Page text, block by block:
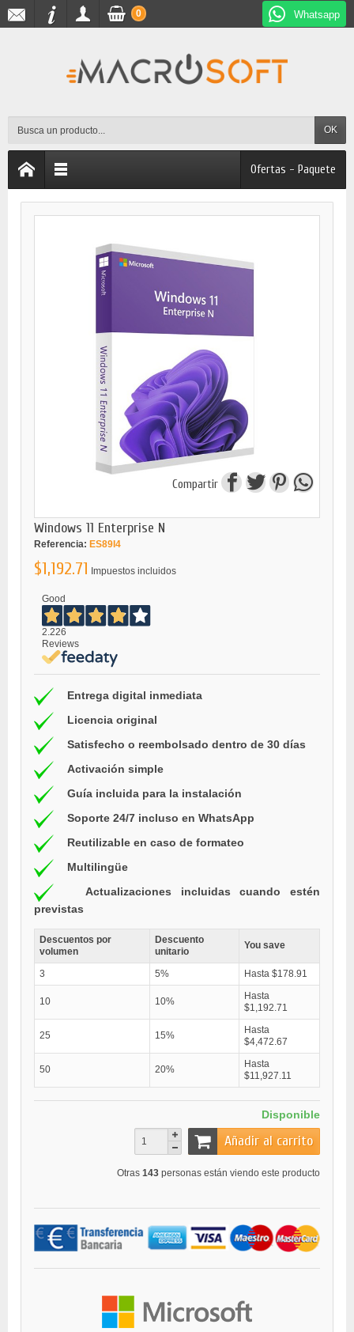
Whatsapp
OK
0
Ofertas - Paquete
Compartir
Windows 11 Enterprise N
Referencia: ES89I4
$1,192.71 Impuestos incluidos
Good
2.226
Reviews
Entrega digital inmediata
Licencia original
Satisfecho o reembolsado dentro de 30 días
Activación simple
Guía incluida para la instalación
Soporte 24/7 incluso en WhatsApp
Reutilizable en caso de formateo
Multilingüe
Actualizaciones incluidas cuando estén
previstas
Descuentos por
volumen
Descuento
unitario
You save
3 5% Hasta $178.91
10 10%
Hasta
$1,192.71
25 15%
Hasta
$4,472.67
50 20%
Hasta
$11,927.11
Disponible
Añadir al carrito
Otras 143 personas están viendo este producto